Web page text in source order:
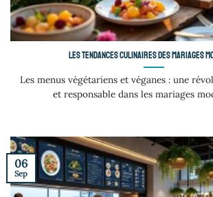
Les tendances culinaires des mariages
Les menus végétariens et véganes : une
et responsable dans les mariages
06
Sep